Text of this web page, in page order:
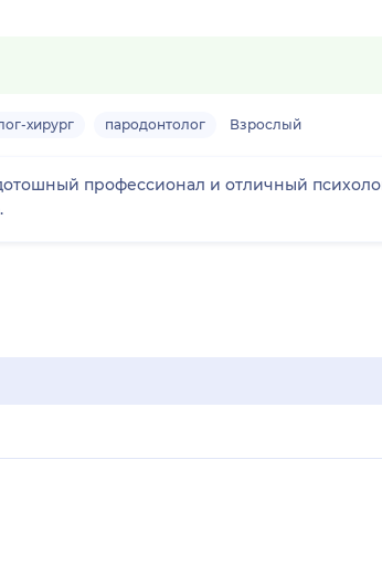
хирург пародонтолог Взрослый
профессионал и отличный